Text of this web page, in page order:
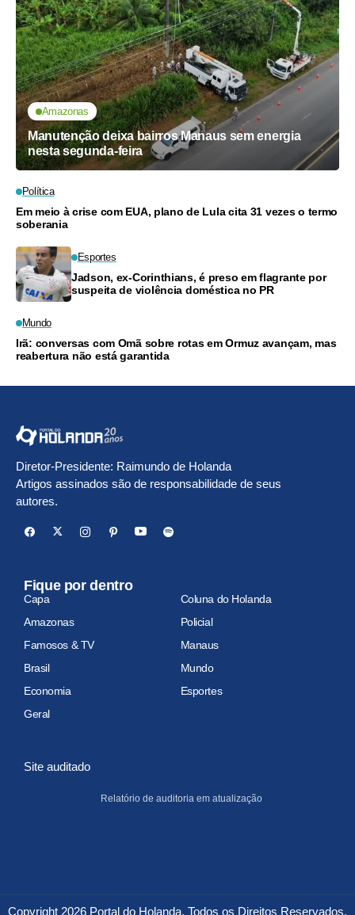
Amazonas
Manutenção deixa bairros Manaus sem energia
nesta segunda-feira
Política
Em meio à crise com EUA, plano de Lula cita 31 vezes o termo
soberania
Esportes
Jadson, ex-Corinthians, é preso em flagrante por
suspeita de violência doméstica no PR
Mundo
Irã: conversas com Omã sobre rotas em Ormuz avançam, mas
reabertura não está garantida
Diretor-Presidente: Raimundo de Holanda
Artigos assinados são de responsabilidade de seus
autores.
Fique por dentro
Capa
Coluna do Holanda
Amazonas
Policial
Famosos & TV
Manaus
Brasil
Mundo
Economia
Esportes
Geral
Site auditado
Relatório de auditoria em atualização
Copyright 2026 Portal do Holanda. Todos os Direitos Reservados.